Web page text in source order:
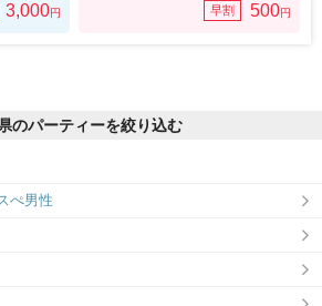
3,000円 早割 500円
のパーティーを絞り込む
ぺ男性